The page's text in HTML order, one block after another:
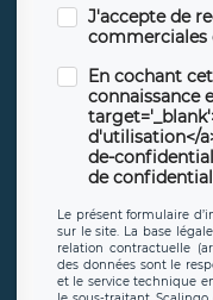
J'accepte de
commerciales
En cochant
connaissance
d'utilisation</
de-
de
Le présent formulaire
sur le site. La base
relation contractuelle
des données sont le
et le service technique